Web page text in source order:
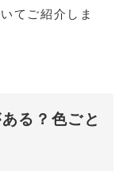
てご紹介しま
る？色ごと